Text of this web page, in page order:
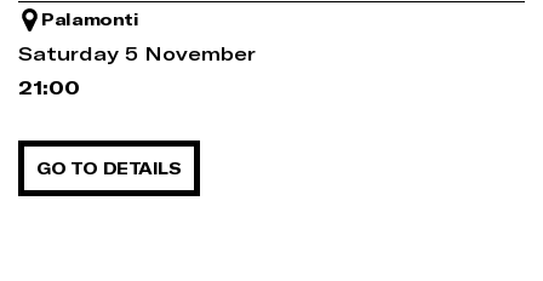
Palamonti
Saturday 5 November
21:00
GO TO DETAILS